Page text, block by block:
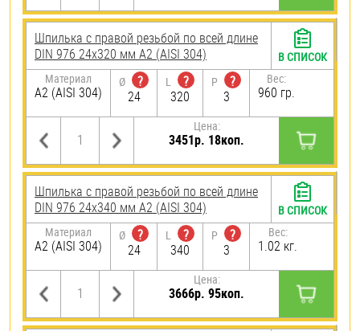
Шпилька с правой резьбой по всей длине
DIN 976 24х320 мм А2 (AISI 304)
Материал
А2 (AISI 304)
Ø
?
24
L
?
320
P
?
3
Вес:
960 гр.
Цена:
3451р. 18коп.
В СПИСОК
Шпилька с правой резьбой по всей длине
DIN 976 24х340 мм А2 (AISI 304)
Материал
А2 (AISI 304)
Ø
?
24
L
?
340
P
?
3
Вес:
1.02 кг.
Цена:
3666р. 95коп.
В СПИСОК